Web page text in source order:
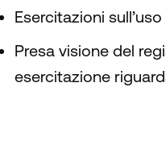
Esercitazioni
Presa visione del
esercitazione